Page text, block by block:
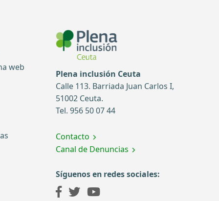
web
Plena inclusión Ceuta
Calle 113. Barriada Juan Carlos I,
51002 Ceuta.
Tel. 956 50 07 44
Contacto
Canal de Denuncias
Síguenos en redes sociales: